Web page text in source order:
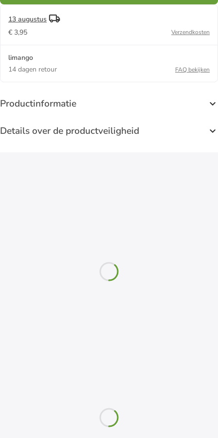
13 augustus
€ 3,95
Verzendkosten
limango
14 dagen retour
FAQ bekijken
Productinformatie
Details over de productveiligheid